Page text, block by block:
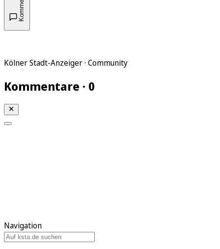
Kölner Stadt-Anzeiger · Community
Kommentare · 0
Navigation